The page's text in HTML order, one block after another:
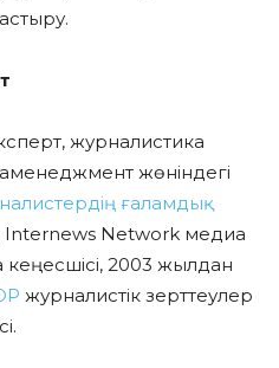
журналистика
жөніндегі
ғаламдық
Internews Network медиа
кеңесшісі, 2003 жылдан
журналистік зерттеулер